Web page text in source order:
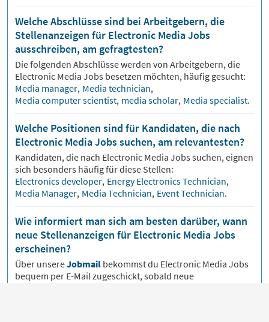
Welche Abschlüsse sind bei Arbeitgebern, die
Stellenanzeigen für Electronic Media Jobs
ausschreiben, am gefragtesten?
Die folgenden Abschlüsse werden von Arbeitgebern, die
Electronic Media Jobs besetzen möchten, häufig gesucht:
Media manager, Media technician,
Media computer scientist, media scholar, Media specialist.
Welche Positionen sind für Kandidaten, die nach
Electronic Media Jobs suchen, am relevantesten?
Kandidaten, die nach Electronic Media Jobs suchen, eignen
sich besonders häufig für diese Stellen:
Electronics developer, Energy Electronics Technician,
Media Manager, Media Technician, Event Technician.
Wie informiert man sich am besten darüber, wann
neue Stellenanzeigen für Electronic Media Jobs
erscheinen?
Über unsereJobmail bekommst du Electronic Media Jobs
bequem per E-Mail zugeschickt, sobald neue